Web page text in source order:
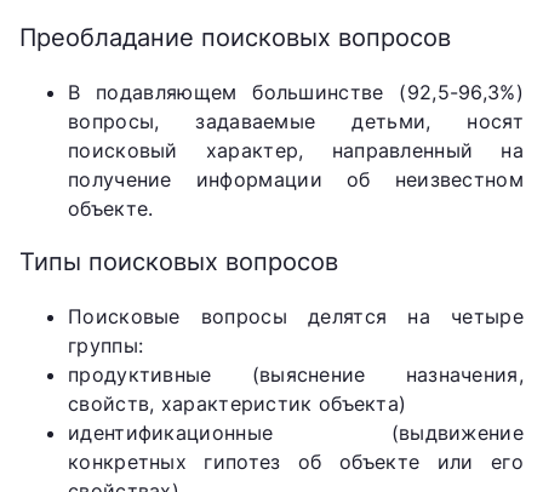
Преобладание поисковых вопросов
В подавляющем большинстве (92,5-96,3%)
вопросы, задаваемые детьми, носят
поисковый характер, направленный на
получение информации об неизвестном
объекте.
Типы поисковых вопросов
Поисковые вопросы делятся на четыре
группы:
продуктивные (выяснение назначения,
свойств, характеристик объекта)
идентификационные (выдвижение
конкретных гипотез об объекте или его